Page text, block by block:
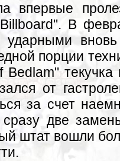
впервые
В
вновь
порции
Bedlam"
от
за счет
сразу две
штат вошли